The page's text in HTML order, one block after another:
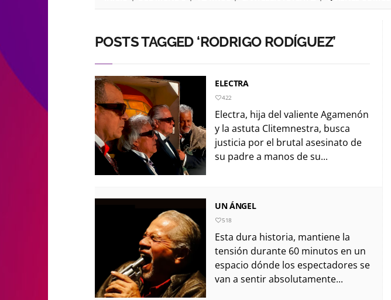
POSTS TAGGED ‘RODRIGO RODÍGUEZ’
ELECTRA
422
Electra, hija del valiente Agamenón
y la astuta Clitemnestra, busca
justicia por el brutal asesinato de
su padre a manos de su...
UN ÁNGEL
518
Esta dura historia, mantiene la
tensión durante 60 minutos en un
espacio dónde los espectadores se
van a sentir absolutamente...